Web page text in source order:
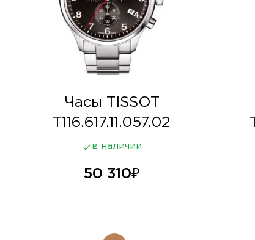
Часы TISSOT
T116.617.11.057.02
в наличии
50 310₽